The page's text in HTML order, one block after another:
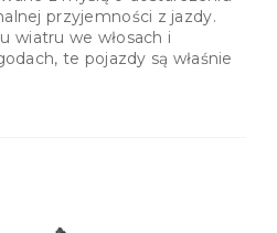
przyjemności z jazdy.
wiatru we włosach i
te pojazdy są właśnie